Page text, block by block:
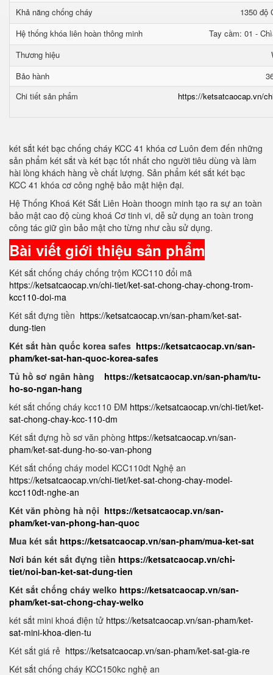
Khả năng chống cháy
1350 độ
Hệ thống khóa liên hoàn thông minh
Tay cầm: 01 -
Thương hiệu
Bảo hành
Chi tiết sản phẩm
https://ketsatcaocap.vn/
két sắt két bạc chống cháy KCC 41 khóa cơ Luôn đem đến những
sản phẩm két sắt và két bạc tốt nhất cho người tiêu dùng và làm
hài lòng khách hàng về chất lượng. Sản phẩm két sắt két bạc
KCC 41 khóa cơ công nghệ bảo mật hiện đại.
Hệ Thống Khoá Két Sắt Liên Hoàn thoogn minh tạo ra sự an toàn
bảo mật cao độ cùng khoá Cơ tinh vi, dễ sử dụng an toàn trong
công tác giữ gìn bảo mật cho từng như cầu sử dụng.
Bài viết giới thiệu sản phẩm
Két sắt chống cháy chống trộm KCC110 đổi mã
https://ketsatcaocap.vn/chi-tiet/ket-sat-chong-chay-chong-trom-
kcc110-doi-ma
Két sắt đựng tiền https://ketsatcaocap.vn/san-pham/ket-sat-
dung-tien
Két sắt hàn quốc korea safes https://ketsatcaocap.vn/san-
pham/ket-sat-han-quoc-korea-safes
Tủ hồ sơ ngân hàng https://ketsatcaocap.vn/san-pham/tu-
ho-so-ngan-hang
két sắt chống cháy kcc110 ĐM https://ketsatcaocap.vn/chi-tiet/ket-
sat-chong-chay-kcc-110-dm
Két sắt đựng hồ sơ văn phòng https://ketsatcaocap.vn/san-
pham/ket-sat-dung-ho-so-van-phong
Két sắt chống cháy model KCC110dt Nghệ an
https://ketsatcaocap.vn/chi-tiet/ket-sat-chong-chay-model-
kcc110dt-nghe-an
Két văn phòng hà nội https://ketsatcaocap.vn/san-
pham/ket-van-phong-han-quoc
Mua két sắt https://ketsatcaocap.vn/san-pham/mua-ket-sat
Nơi bán két sắt đựng tiền https://ketsatcaocap.vn/chi-
tiet/noi-ban-ket-sat-dung-tien
Két sắt chống cháy welko https://ketsatcaocap.vn/san-
pham/ket-sat-chong-chay-welko
két sắt mini khoá điện tử https://ketsatcaocap.vn/san-pham/ket-
sat-mini-khoa-dien-tu
Két sắt giá rẻ https://ketsatcaocap.vn/san-pham/ket-sat-gia-re
Két sắt chống cháy KCC150kc nghệ an